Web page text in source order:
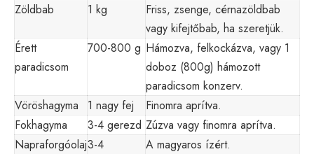
Zöldbab
1 kg
Friss, zsenge, cérnazöldbab
vagy kifejtőbab, ha szeretjük.
Érett
paradicsom
700-800 g Hámozva, felkockázva, vagy 1
doboz (800g) hámozott
paradicsom konzerv.
Vöröshagyma
1 nagy fej
Finomra aprítva.
Fokhagyma
3-4 gerezd Zúzva vagy finomra aprítva.
Napraforgóolaj3-4
A magyaros ízért.